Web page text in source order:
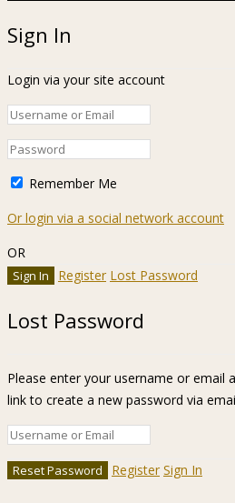
Sign In
Login via your site account
Remember Me
Or login via a social network account
OR
Register Lost Password
Lost Password
Please enter your username or email
link to create a new password via
Register Sign In